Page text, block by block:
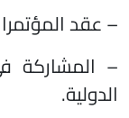
– عقد
– المشاركة
الدولية.